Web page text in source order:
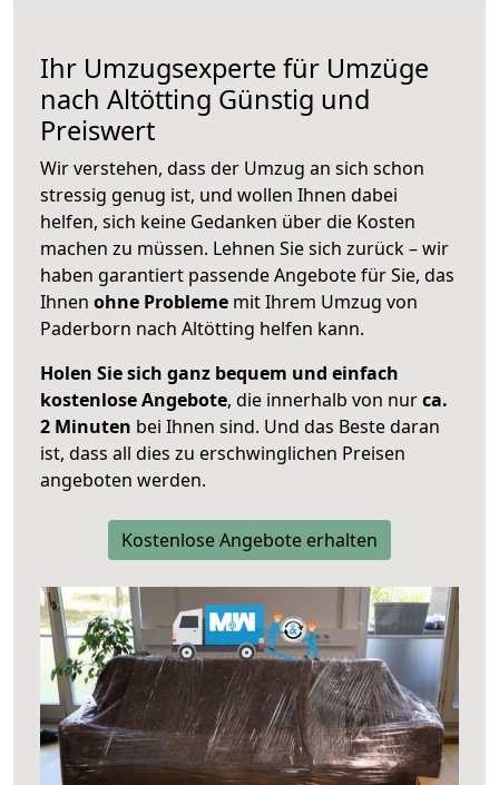
Ihr Umzugsexperte für Umzüge
nach Altötting Günstig und
Preiswert
Wir verstehen, dass der Umzug an sich schon
stressig genug ist, und wollen Ihnen dabei
helfen, sich keine Gedanken über die Kosten
machen zu müssen. Lehnen Sie sich zurück – wir
haben garantiert passende Angebote für Sie, das
Ihnen ohne Probleme mit Ihrem Umzug von
Paderborn nach Altötting helfen kann.
Holen Sie sich ganz bequem und einfach
kostenlose Angebote, die innerhalb von nurca.
2 Minuten bei Ihnen sind. Und das Beste daran
ist, dass all dies zu erschwinglichen Preisen
angeboten werden.
Kostenlose Angebote erhalten